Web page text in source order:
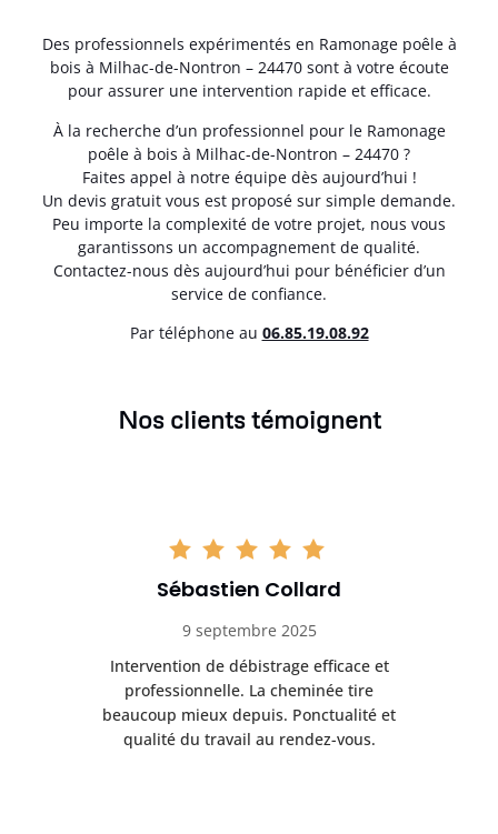
Des professionnels expérimentés en Ramonage poêle à
bois à Milhac-de-Nontron – 24470 sont à votre écoute
pour assurer une intervention rapide et efficace.
À la recherche d’un professionnel pour le Ramonage
poêle à bois à Milhac-de-Nontron – 24470 ?
Faites appel à notre équipe dès aujourd’hui !
Un devis gratuit vous est proposé sur simple demande.
Peu importe la complexité de votre projet, nous vous
garantissons un accompagnement de qualité.
Contactez-nous dès aujourd’hui pour bénéficier d’un
service de confiance.
Par téléphone au 06.85.19.08.92
Nos clients témoignent
Sébastien Collard
9 septembre 2025
Intervention de débistrage efficace et
professionnelle. La cheminée tire
beaucoup mieux depuis. Ponctualité et
qualité du travail au rendez-vous.